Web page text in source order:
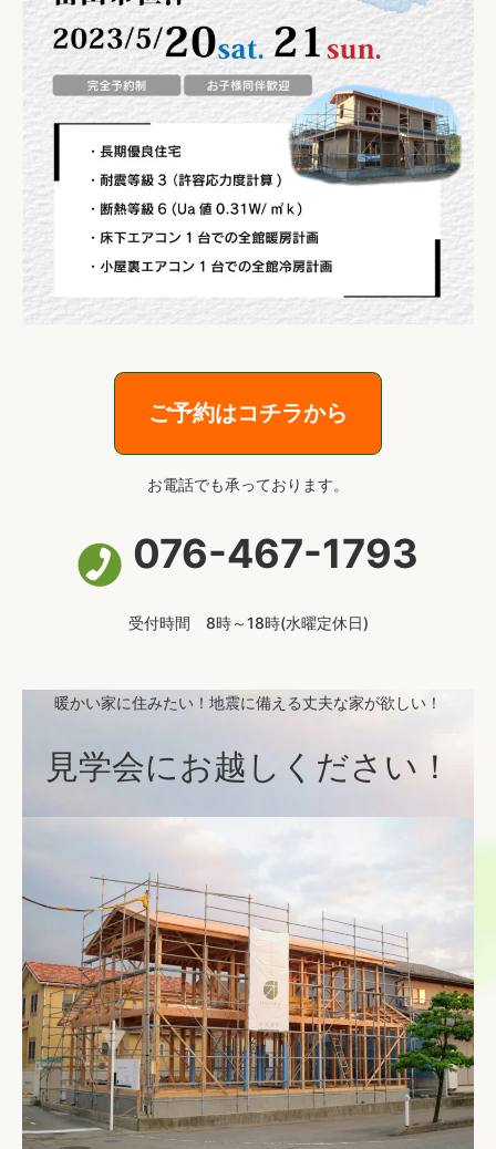
ご予約はコチラから
お電話でも承っております。
076-467-1793
受付時間 8時～18時(水曜定休日)
暖かい家に住みたい！地震に備える丈夫な家が欲しい！
見学会にお越しください！